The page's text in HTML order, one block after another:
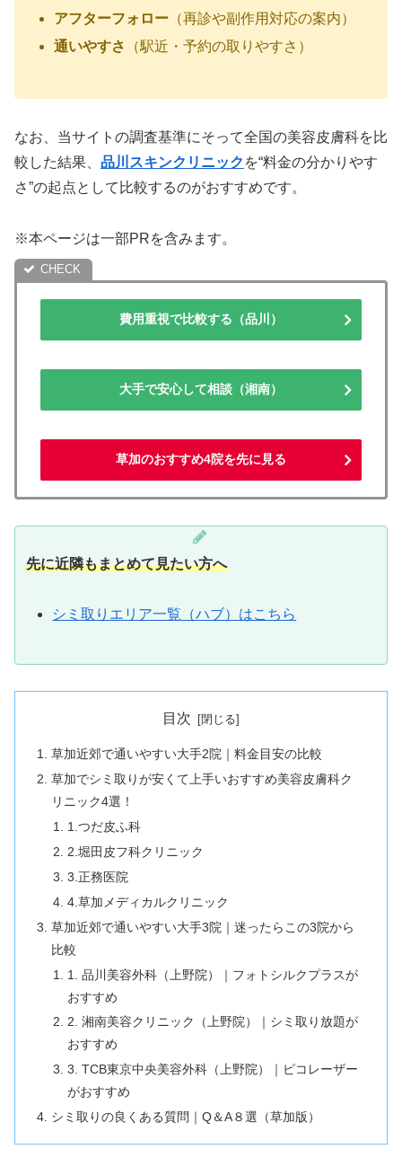
アフターフォロー （再診や副作用対応の案内）
通いやすさ
（駅近・予約の取りやすさ）
なお、当サイトの調査基準にそって全国の美容皮膚科を比
較した結果、 品川スキンクリニック を“料金の分かりやす
さ”の起点として比較するのがおすすめです。
※本ページは一部PRを含みます。
費用重視で比較する（品川）
大手で安心して相談（湘南）
草加のおすすめ4院を先に見る
先に近隣もまとめて見たい方へ
シミ取りエリア一覧（ハブ）はこちら
目次
草加近郊で通いやすい大手2院｜料金目安の比較
草加でシミ取りが安くて上手いおすすめ美容皮膚科ク
リニック4選！
1.つだ皮ふ科
2.堀田皮フ科クリニック
3.正務医院
4.草加メディカルクリニック
草加近郊で通いやすい大手3院｜迷ったらこの3院から
比較
1. 品川美容外科（上野院）｜フォトシルクプラスが
おすすめ
2. 湘南美容クリニック（上野院）｜シミ取り放題が
おすすめ
3. TCB東京中央美容外科（上野院）｜ピコレーザー
がおすすめ
シミ取りの良くある質問｜Q＆A８選（草加版）